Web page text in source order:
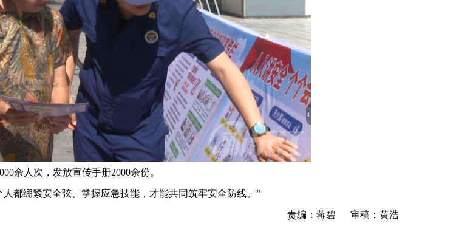
余人次，发放宣传手册2000余份。
绷紧安全弦、掌握应急技能，才能共同筑牢安全防线。”
责编：蒋碧 审稿：黄浩